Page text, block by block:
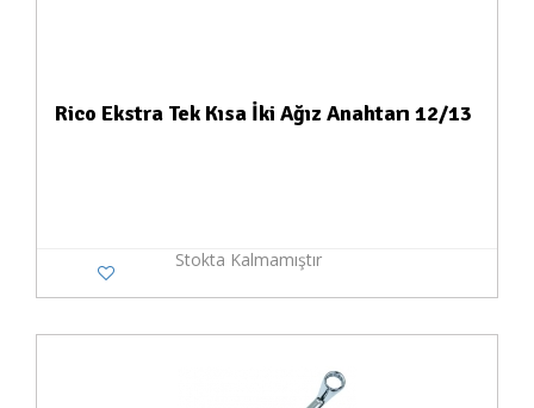
Rico Ekstra Tek Kısa İki Ağız Anahtarı 12/13
Stokta Kalmamıştır